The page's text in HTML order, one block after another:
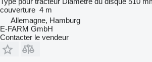
couverture 4 m
Allemagne, Hamburg
E-FARM GmbH
Contacter le vendeur